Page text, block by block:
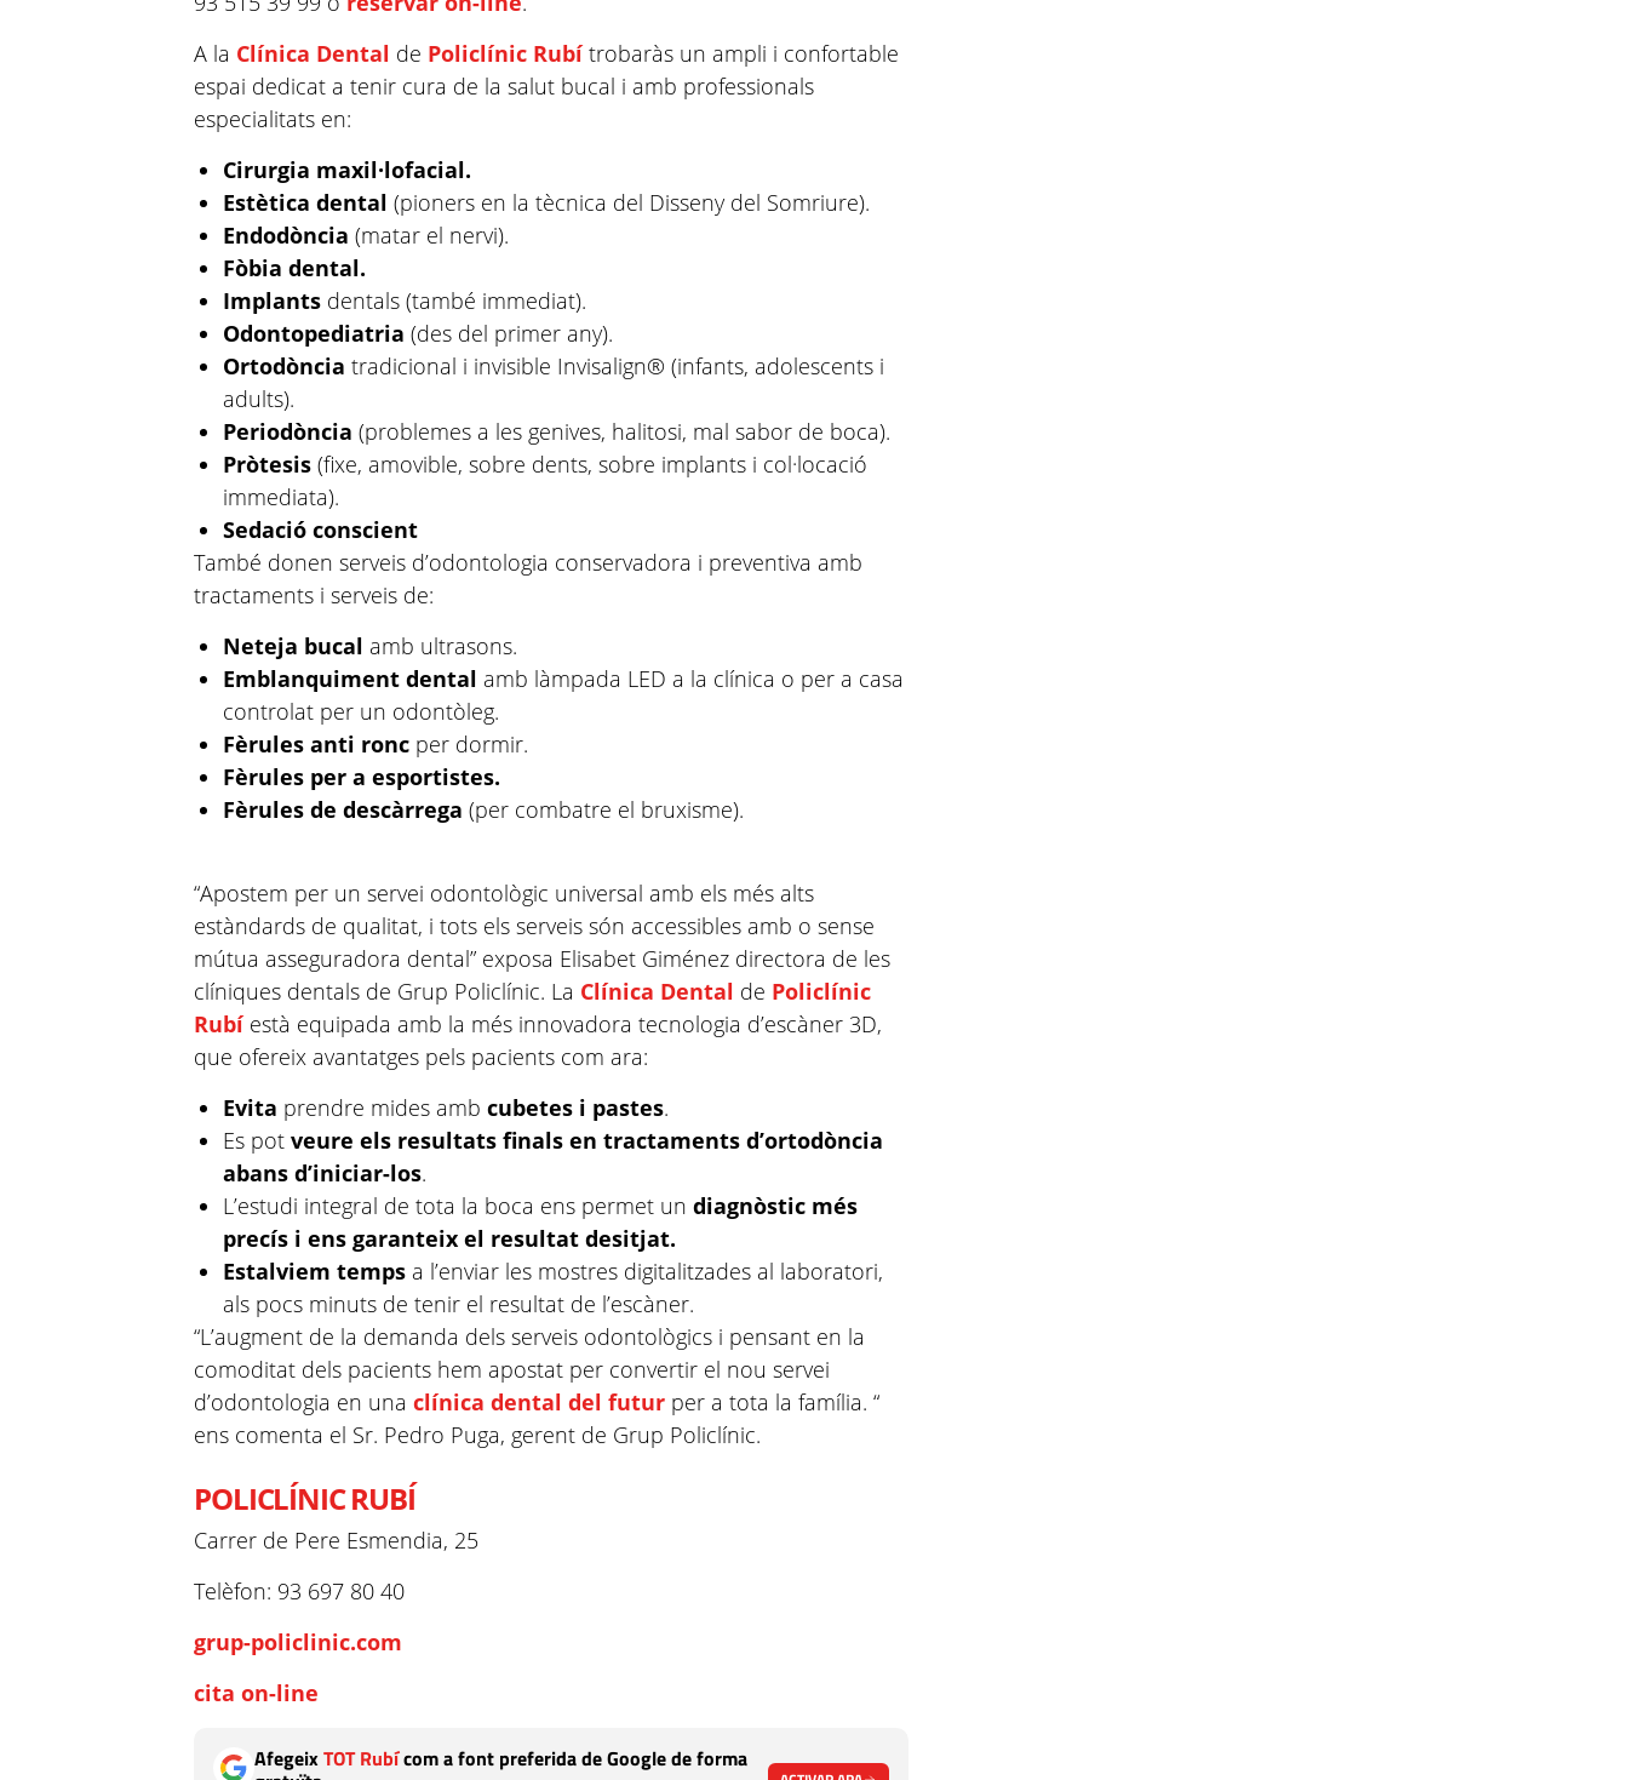
A la Clínica Dental de Policlínic Rubítrobaràs un ampli i confortable
espai dedicat a tenir cura de la salut bucal i amb professionals
especialitats en:
Cirurgia maxil·lofacial.
Estètica dental (pioners en la tècnica del Disseny del Somriure).
Endodòncia (matar el nervi).
Fòbia dental.
Implantsdentals (també immediat).
Odontopediatria (des del primer any).
Ortodòncia tradicional i invisible Invisalign® (infants, adolescents i
adults).
Periodòncia (problemes a les genives, halitosi, mal sabor de boca).
Pròtesis(fixe, amovible, sobre dents, sobre implants i col·locació
immediata).
Sedació conscient
També donen serveis d’odontologia conservadora i preventiva amb
tractaments i serveis de:
Neteja bucal amb ultrasons.
Emblanquiment dental amb làmpada LED a la clínica o per a casa
controlat per un odontòleg.
Fèrules anti roncper dormir.
Fèrules per a esportistes.
Fèrules de descàrrega (per combatre el bruxisme).
“Apostem per un servei odontològic universal amb els més alts
estàndards de qualitat, i tots els serveis són accessibles amb o sense
mútua asseguradora dental” exposa Elisabet Giménez directora de les
clíniques dentals de Grup Policlínic. La Clínica Dental de Policlínic
Rubíestà equipada amb la més innovadora tecnolo­gia d’escàner 3D,
que ofereix avantatges pels pacients com ara:
Evita prendre mides amb cubetes i pastes.
Es pot veure els resultats finals en tractaments d’ortodòncia
abans d’iniciar-los.
L’estudi integral de tota la boca ens permet un diagnòstic més
precís i ens garanteix el resultat desitjat.
Estalviem tempsa l’enviar les mostres digitalitzades al laboratori,
als pocs minuts de tenir el resultat de l’escàner.
“L’augment de la demanda dels serveis odontològics i pensant en la
comoditat dels pacients hem apostat per convertir el nou servei
d’odontologia en unaclínica dental del futur per a tota la família. “
ens comenta el Sr. Pedro Puga, gerent de Grup Policlínic.
POLICLÍNIC RUBÍ
Carrer de Pere Esmendia, 25
Telèfon: 93 697 80 40
grup-policlinic.com
cita on-line
AfegeixTOT Rubícom a font preferida de Google de forma